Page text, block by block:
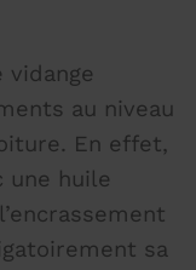
au niveau
En effet,
une huile
sa